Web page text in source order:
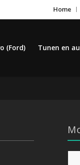
Home
(Ford) Tunen en